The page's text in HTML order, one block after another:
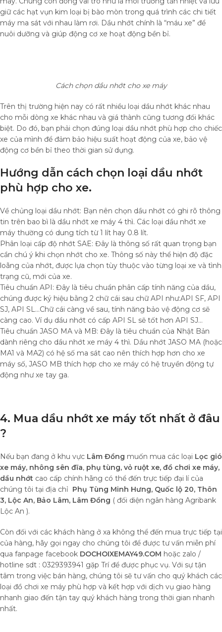
giữ các hạt vụn kim loại bị bào mòn trong quá trình các chi tiết
máy ma sát với nhau làm rơi. Dầu nhớt chính là “máu xe” để
nuôi dưỡng và giúp động cơ xe hoạt động bền bỉ.
Cách chọn dầu nhớt cho xe máy
Trên thị trường hiện nay có rất nhiều loại dầu nhớt khác nhau
cho mỗi dòng xe khác nhau và giá thành cũng tương đối khác
biệt. Do đó, bạn phải chọn đúng loại dầu nhớt phù hợp cho chiếc
xe của mình để đảm bảo hiệu suất hoạt động của xe, bảo vệ
động cơ bền bỉ theo thời gian sử dụng.
Hướng dẫn cách chọn loại dầu nhớt
phù hợp cho xe.
Về chủng loại dầu nhớt: Bạn nên chọn dầu nhớt có ghi rõ thông
tin trên bao bì là dầu nhớt xe máy 4 thì. Các loại dầu nhớt xe
máy thường có dung tích từ 1 lít hay 0.8 lít.
Phân loại cấp độ nhớt SAE: Đây là thông số rất quan trọng bạn
cần chú ý khi chọn nhớt cho xe. Thông số này thể hiện độ đặc
loãng của nhớt, được lựa chọn tùy thuộc vào từng loại xe và tình
trạng cũ, mới của xe.
Tiêu chuẩn API: Đây là tiêu chuẩn phân cấp tính năng của dầu,
chúng được ký hiệu bằng 2 chữ cái sau chữ API như:API SF, API
SJ, API SL…Chữ cái càng về sau, tính năng bảo vệ động cơ sẽ
càng cao. Ví dụ dầu nhớt có cấp API SL sẽ tốt hơn API SJ…
Tiêu chuẩn JASO MA và MB: Đây là tiêu chuẩn của Nhật Bản
dành riêng cho dầu nhớt xe máy 4 thì. Dầu nhớt JASO MA (hoặc
MA1 và MA2) có hệ số ma sát cao nên thích hợp hơn cho xe
máy số, JASO MB thích hợp cho xe máy có hệ truyền động tự
động như xe tay ga.
4. Mua dầu nhớt xe máy tốt nhất ở đâu
?
Nếu bạn đang ở khu vực Lâm Đồng muốn mua các loại Lọc gió
xe máy, nhông sên đĩa, phụ tùng, vỏ ruột xe, đồ chơi xe máy,
dầu nhớt cao cấp chính hãng có thể đến trực tiếp đại lí của
chúng tôi tại địa chỉ Phụ Tùng Minh Hưng, Quốc lộ 20, Thôn
3, Lộc An, Bảo Lâm, Lâm Đồng ( đối diện ngân hàng Agribank
Lộc An ).
Còn đối với các khách hàng ở xa không thể đến mua trực tiếp tại
của hàng, hãy gọi ngay cho chúng tôi để được tư vấn miễn phí
qua fanpage facebook DOCHOIXEMAY49.COM hoặc zalo /
hotline sdt : 0329393941 gặp Trí để được phục vụ. Với sự tận
tâm trong việc bán hàng, chúng tôi sẽ tư vấn cho quý khách các
loại đồ chơi xe máy phù hợp và kết hợp với dịch vụ giao hàng
nhanh giao đến tận tay quý khách hàng trong thời gian nhanh
nhất.